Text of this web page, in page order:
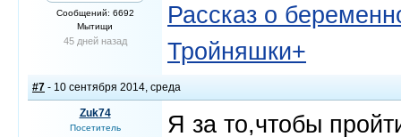
Сообщений: 6692
Мытищи
45 дней назад
Рассказ о
Тройняшки+
#7 - 10 сентября 2014, среда
Zuk74
Посетитель Я за то,чтобы